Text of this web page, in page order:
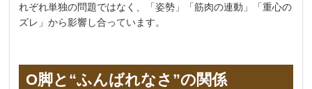
れぞれ単独の問題ではなく、「姿勢」「筋肉の連動」「重心の
ズレ」から影響し合っています。
O脚と“ふんばれなさ”の関係